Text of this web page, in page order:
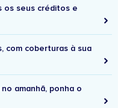
os seus créditos e
com coberturas à sua
amanhã, ponha o